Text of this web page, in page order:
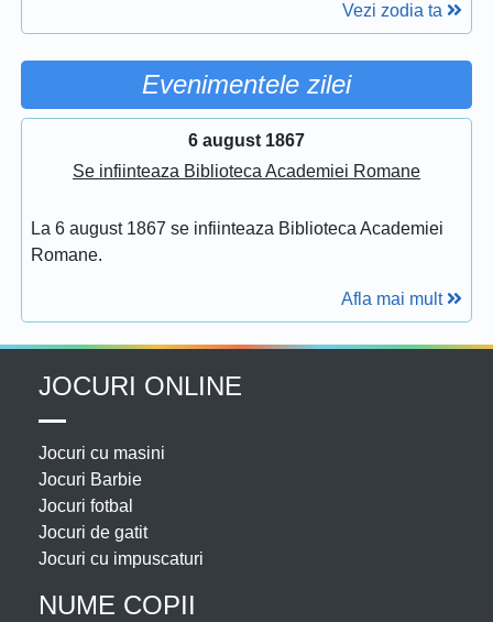
Vezi zodia ta
Evenimentele zilei
6 august 1867
Se infiinteaza Biblioteca Academiei Romane
La 6 august 1867 se infiinteaza Biblioteca Academiei
Romane.
Afla mai mult
JOCURI ONLINE
Jocuri cu masini
Jocuri Barbie
Jocuri fotbal
Jocuri de gatit
Jocuri cu impuscaturi
NUME COPII